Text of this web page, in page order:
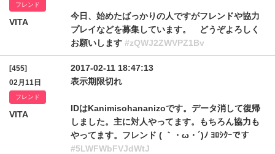
フレンド
VITA
今日、始めたばっかりの人ですがフレンドや協力
プレイなどを募集しています。 どうぞよろしく
お願いします #zQWJ2ZWVPZ1Bv
[455]
02月11日
フレンド
VITA
2017-02-11 18:47:13
表示期限切れ
IDはKanimisohananizoです。データ消して復帰
しました。主に対人やってます。もちろん協力も
やってます。フレンド ( ｀・ω・´)ﾉ ﾖﾛｼｸｰです
#5LWFWbFVJdWtJ